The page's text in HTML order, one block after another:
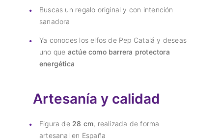
Buscas un regalo original y con intención
sanadora
Ya conoces los elfos de Pep Catalá y deseas
uno que actúe como barrera protectora
energética
Artesanía y calidad
Figura de 28 cm, realizada de forma
artesanal en España